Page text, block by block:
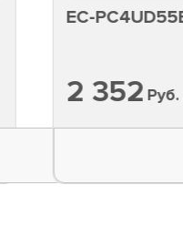
EC-
2 352 Руб.